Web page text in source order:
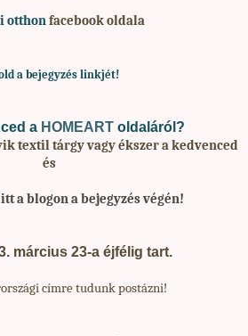
otthonfacebook oldala
a bejegyzés linkjét!
a HOMEART oldaláról?
textil tárgy vagy ékszer a kedvenced
és
itt a blogon a bejegyzés végén!
március 23-a éjfélig tart.
címre tudunk postázni!